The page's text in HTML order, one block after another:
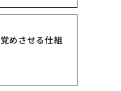
めさせる仕組